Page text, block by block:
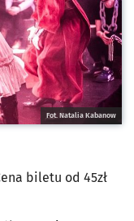
Fot. Natalia Kabanow
biletu od 45zł